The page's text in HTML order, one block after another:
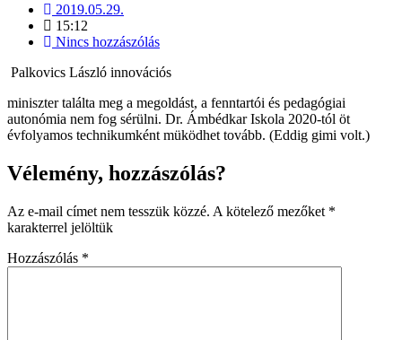
2019.05.29.
15:12
Nincs hozzászólás
Palkovics László innovációs
miniszter találta meg a megoldást, a fenntartói és pedagógiai
autonómia nem fog sérülni. Dr. Ámbédkar Iskola 2020-tól öt
évfolyamos technikumként müködhet tovább. (Eddig gimi volt.)
Vélemény, hozzászólás?
Az e-mail címet nem tesszük közzé. A kötelező mezőket *
karakterrel jelöltük
Hozzászólás *